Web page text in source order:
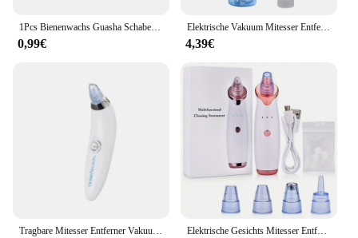
1Pcs Bienenwachs Guasha Schaben Massage Schaber Gesicht Massager Akupunktur Gua Sha Bord Akupunkturpunkt Gesicht Augen Pflege SPA Massage Werkzeug
0,99€
Elektrische Vakuum Mitesser Entferner Blase Wasser Zyklus Gesicht Abgestorbene Haut Akne Poren Reinigung Saug Mitesser Entfernung Instrument
4,39€
Tragbare Mitesser Entferner Vakuum Saug Akne Poren Reiniger Elektrische Gesicht Poren Reinigung Schönheit Instrument Gerät Geburtstag Geschenk Elektrische Gesichts Mitesser Entferner Vakuum Poren Reiniger Akne Reiniger Schwarze Flecken Entfernung Gesicht Nase Tiefen Reinigung Werkzeuge